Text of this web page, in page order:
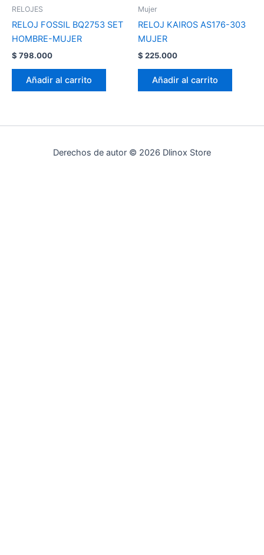
RELOJES
RELOJ FOSSIL BQ2753 SET
HOMBRE-MUJER
$ 798.000
Añadir al carrito
Mujer
RELOJ KAIROS AS176-303
MUJER
$ 225.000
Añadir al carrito
Derechos de autor © 2026 Dlinox Store